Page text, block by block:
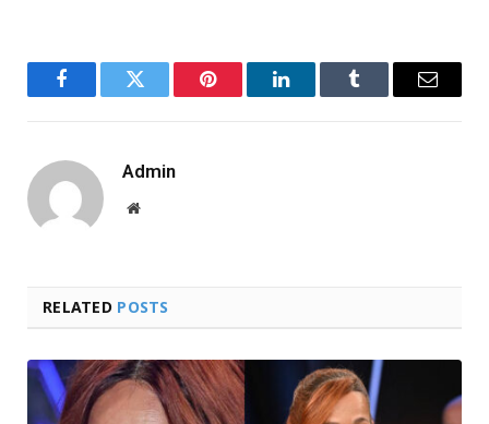
FacebookTwitter Pinterest LinkedInTumblr Email
Admin
Website
RELATED POSTS